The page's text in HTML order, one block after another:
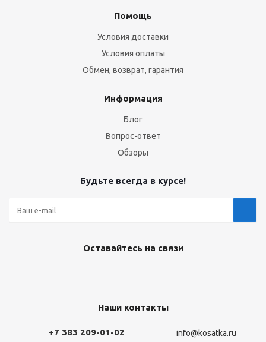
Помощь
Условия доставки
Условия оплаты
Обмен, возврат, гарантия
Информация
Блог
Вопрос-ответ
Обзоры
Будьте всегда в курсе!
Оставайтесь на связи
Наши контакты
+7 383 209-01-02 info@kosatka.ru